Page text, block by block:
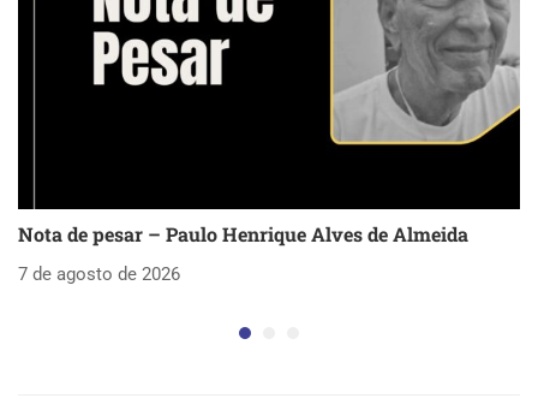
Nota de pesar – Paulo Henrique Alves de Almeida
7 de agosto de 2026